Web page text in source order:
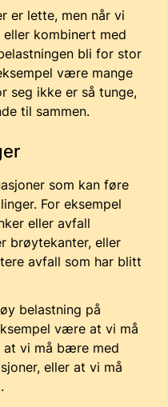
er lette, men når vi
kombinert med
bli for stor
være mange
seg ikke er så tunge,
til sammen.
som kan føre
For eksempel
eller avfall
brøytekanter, eller
avfall som har blitt
belastning på
være at vi må
at vi må bære med
eller at vi må